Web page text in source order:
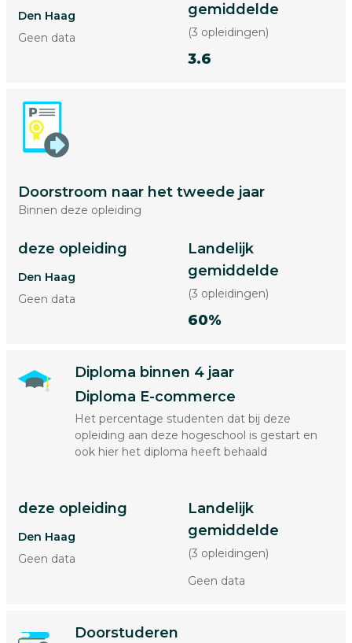
Den Haag
Geen data
gemiddelde
(3 opleidingen)
3.6
Doorstroom naar het tweede jaar
Binnen deze opleiding
deze opleiding
Den Haag
Geen data
Landelijk
gemiddelde
(3 opleidingen)
60%
Diploma binnen 4 jaar
Diploma E-commerce
Het percentage studenten dat bij deze
opleiding aan deze hogeschool is gestart en
ook hier het diploma heeft behaald
deze opleiding
Den Haag
Geen data
Landelijk
gemiddelde
(3 opleidingen)
Geen data
Doorstuderen